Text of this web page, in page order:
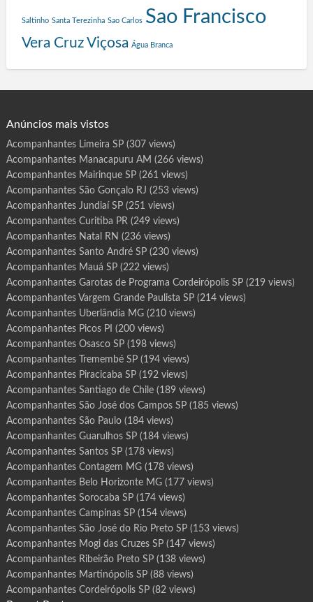
v
a
o
Saltinho Santa Terezinha Sao Carlos Sao Francisco
Vera CruzViçosa Água Branca
Anúncios mais vistos
Acompanhantes Limeira SP(307 views)
Acompanhantes Manacapuru AM (266 views)
Acompanhantes Mairinque SP(261 views)
Acompanhantes São Gonçalo RJ (253 views)
Acompanhantes Jundiaí SP(251 views)
Acompanhantes Curitiba PR (249 views)
Acompanhantes Natal RN (236 views)
Acompanhantes Santo André SP(230 views)
Acompanhantes Mauá SP(222 views)
Acompanhantes Garotas de Programa Cordeirópolis SP(219 views)
Acompanhantes Vargem Grande Paulista SP(214 views)
Acompanhantes Uberlândia MG(210 views)
Acompanhantes Picos PI (200 views)
Acompanhantes Osasco SP(198 views)
Acompanhantes Tremembé SP(194 views)
Acompanhantes Piracicaba SP(192 views)
Acompanhantes Santiago de Chile(189 views)
Acompanhantes São José dos Campos SP(185 views)
Acompanhantes São Paulo(184 views)
Acompanhantes Guarulhos SP(184 views)
Acompanhantes Santos SP(178 views)
Acompanhantes Contagem MG(178 views)
Acompanhantes Belo Horizonte MG(177 views)
Acompanhantes Sorocaba SP(174 views)
Acompanhantes Campinas SP(154 views)
Acompanhantes São José do Rio Preto SP(153 views)
Acompanhantes Mogi das Cruzes SP(147 views)
Acompanhantes Ribeirão Preto SP(138 views)
Acompanhantes Martinópolis SP(88 views)
Acompanhantes Cordeirópolis SP(82 views)